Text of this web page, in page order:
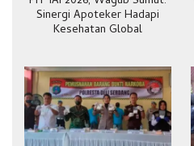
Sinergi Apoteker Hadapi
Kesehatan Global